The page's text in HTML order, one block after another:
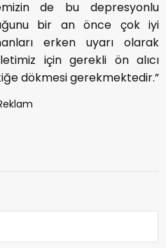
de bu depresyonlu
bir an önce çok iyi
erken uyarı olarak
için gerekli ön alıcı
dökmesi gerekmektedir.”